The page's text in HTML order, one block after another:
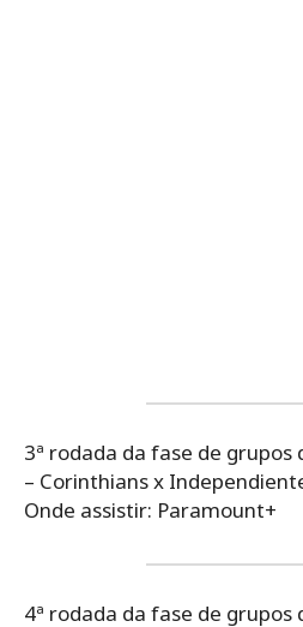
3ª rodada da fase de
– Corinthians x
Onde assistir: Paramount+
4ª rodada da fase de